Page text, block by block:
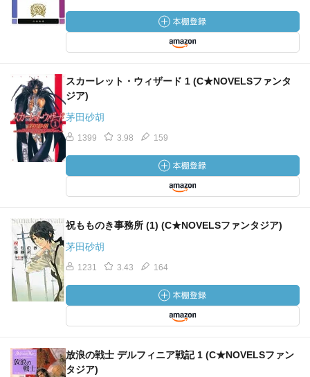
スカーレット・ウィザード 1 (C★NOVELSファンタ
ジア)
茅田砂胡
1399 3.98 159
祝もものき事務所 (1) (C★NOVELSファンタジア)
茅田砂胡
1231 3.43 164
放浪の戦士 デルフィニア戦記 1 (C★NOVELSファン
タジア)